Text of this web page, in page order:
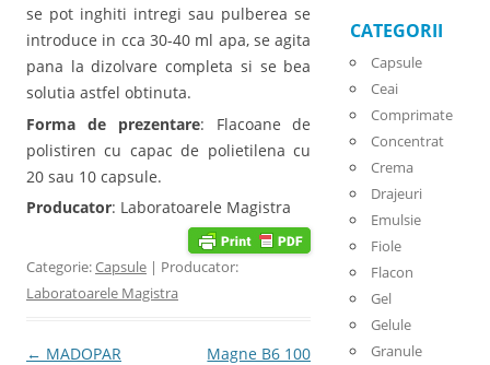
se pot inghiti intregi sau pulberea se
introduce in cca 30-40 ml apa, se agita
pana la dizolvare completa si se bea
solutia astfel obtinuta.
Forma de prezentare: Flacoane de
polistiren cu capac de polietilena cu
20 sau 10 capsule.
Producator: Laboratoarele Magistra
Categorie:Capsule | Producator:
Laboratoarele Magistra
Post navigation
← MADOPAR
Magne B6 100
CATEGORII
Capsule
Ceai
Comprimate
Concentrat
Crema
Drajeuri
Emulsie
Fiole
Flacon
Gel
Gelule
Granule